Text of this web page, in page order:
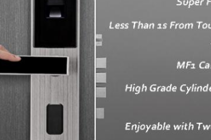
Presenti